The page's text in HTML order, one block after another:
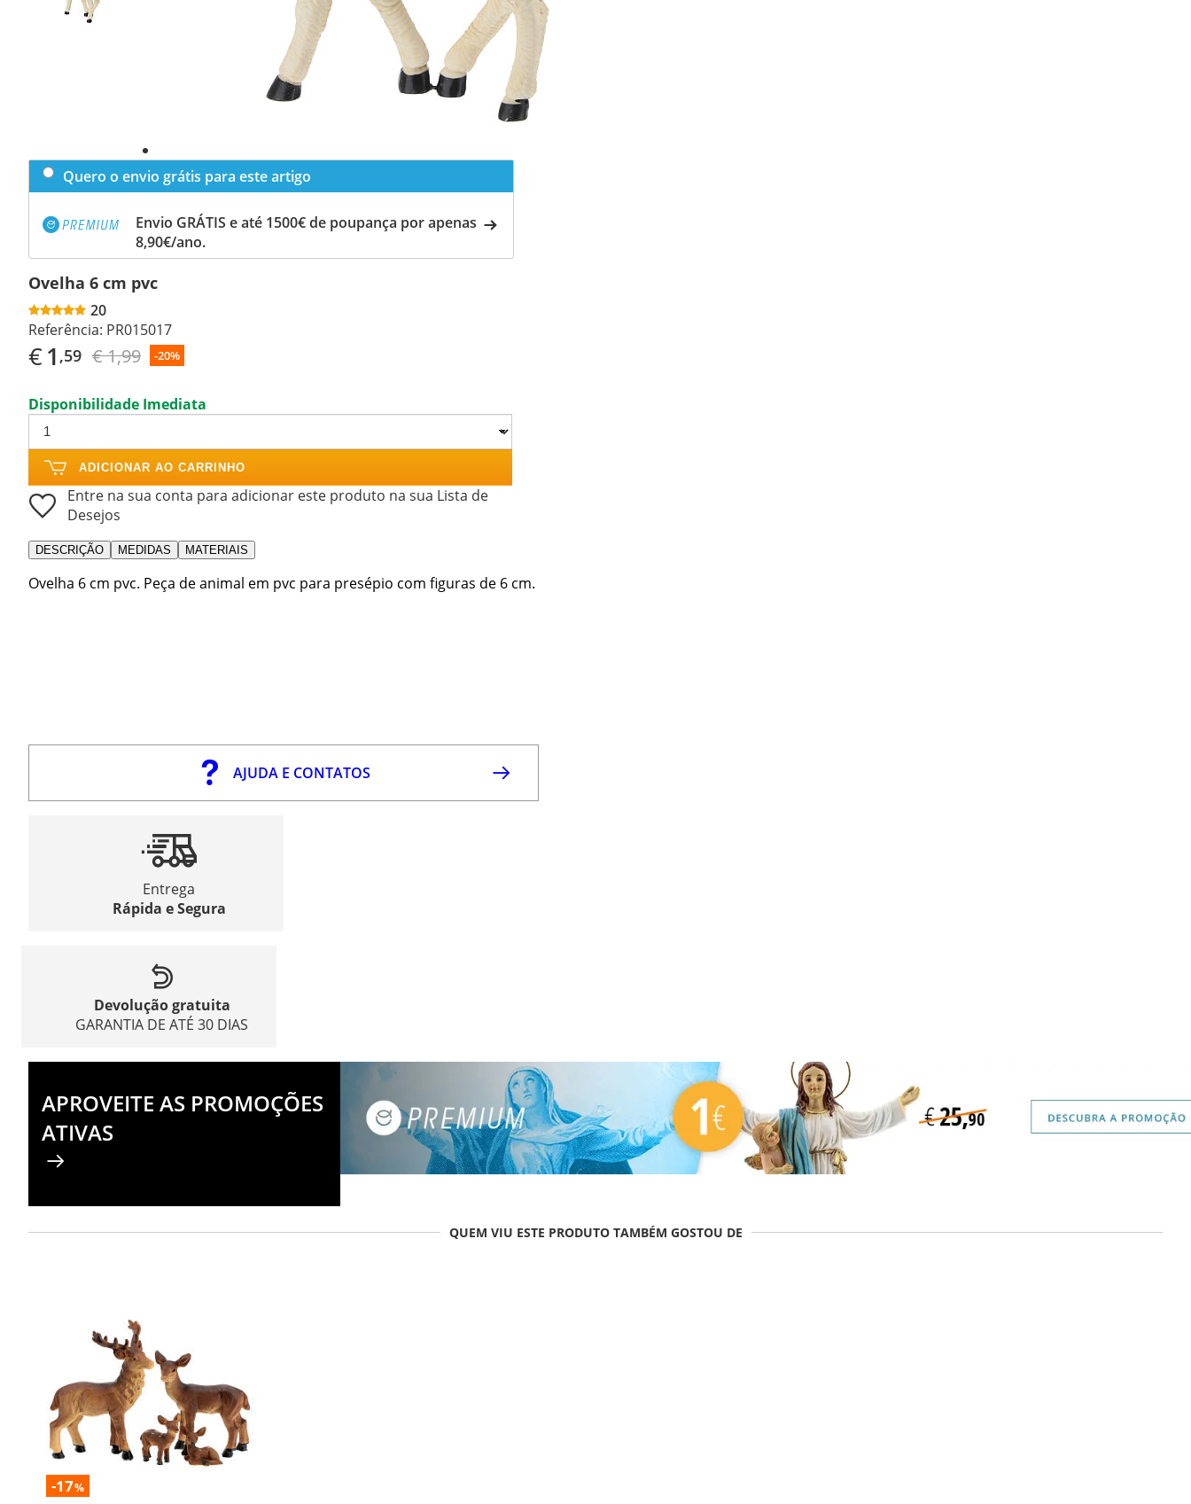
Quero o envio grátis para este artigo
Envio GRÁTIS e até 1500€ de poupança por apenas
8,90€/ano.
Ovelha 6 cm pvc
20
Referência: PR015017
€1 ,59 € 1,99 -20%
Disponibilidade Imediata
ADICIONAR AO CARRINHO
Entre na sua conta para adicionar este produto na sua Lista de
Desejos
DESCRIÇÃO MEDIDAS MATERIAIS
Ovelha 6 cm pvc. Peça de animal em pvc para presépio com figuras de 6 cm.
AJUDA E CONTATOS
Entrega
Rápida e Segura
Devolução gratuita
GARANTIA DE ATÉ 30 DIAS
APROVEITE AS PROMOÇÕES
ATIVAS
QUEM VIU ESTE PRODUTO TAMBÉM GOSTOU DE
-17%